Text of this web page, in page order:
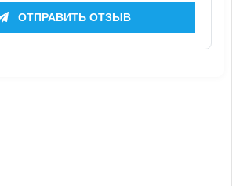
ОТПРАВИТЬ ОТЗЫВ